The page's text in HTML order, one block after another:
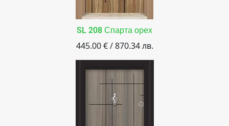
SL 208 Спарта орех
445.00 € / 870.34 лв.